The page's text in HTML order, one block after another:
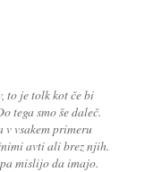
to je tolk kot če bi
tega smo še daleč.
v vsakem primeru
avti ali brez njih.
mislijo da imajo.